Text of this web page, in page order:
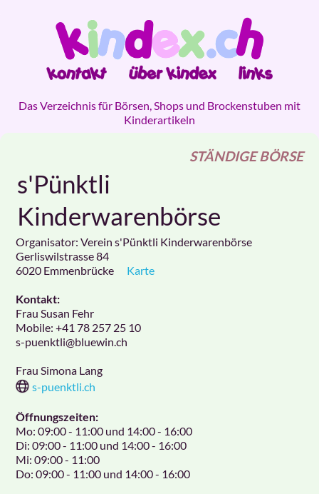
Das Verzeichnis für Börsen, Shops und Brockenstuben mit
Kinderartikeln
STÄNDIGE BÖRSE
s'Pünktli
Kinderwarenbörse
Organisator: Verein s'Pünktli Kinderwarenbörse
Gerliswilstrasse 84
6020 Emmenbrücke Karte
Kontakt:
Frau Susan Fehr
Mobile:+41 78 257 25 10
s-puenktli@bluewin.ch
Frau Simona Lang
s-puenktli.ch
Öffnungszeiten:
Mo: 09:00 - 11:00 und 14:00 - 16:00
Di: 09:00 - 11:00 und 14:00 - 16:00
Mi: 09:00 - 11:00
Do: 09:00 - 11:00 und 14:00 - 16:00